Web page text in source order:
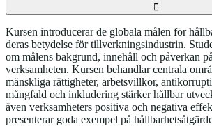
Kursen introducerar de globala målen för
deras betydelse för tillverkningsindustrin.
om målens bakgrund, innehåll och påverkan
verksamheten. Kursen behandlar centrala
mänskliga rättigheter, arbetsvillkor,
mångfald och inkludering stärker hållbar
även verksamheters positiva och negativa
presenterar goda exempel på